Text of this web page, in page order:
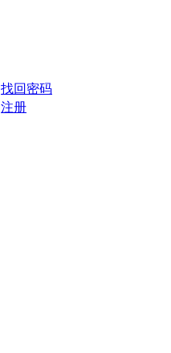
找回密码
注册